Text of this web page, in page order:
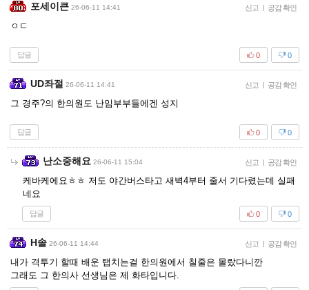
포세이큰 26-06-11 14:41 신고 | 공감 확인
ㅇㄷ
답글 0
0
UD좌절 26-06-11 14:41 신고 | 공감 확인
그 경주?의 한의원도 난임부부들에겐 성지
답글 0
0
난소중해요 26-06-11 15:04 신고 | 공감 확인
케바케에요ㅎㅎ 저도 야간버스타고 새벽4부터 줄서 기다렸는데 실패
네요
답글 0
0
H솔 26-06-11 14:44 신고 | 공감 확인
내가 격투기 할때 배운 탭치는걸 한의원에서 칠줄은 몰랐다니깐
그래도 그 한의사 선생님은 제 화타입니다.